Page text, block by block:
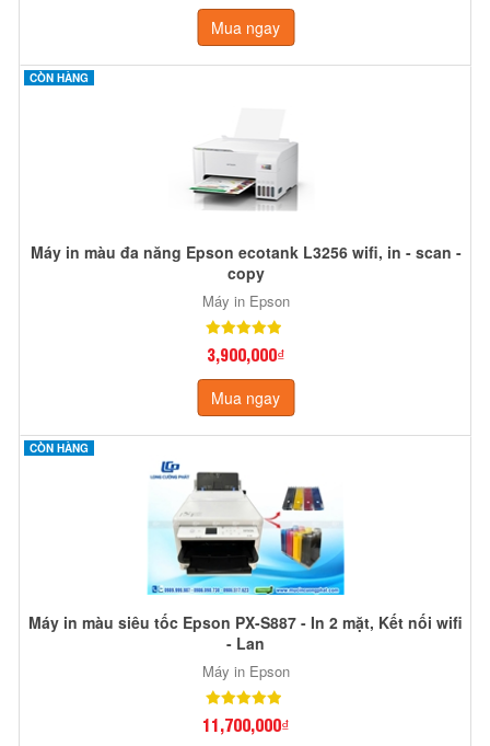
Mua ngay
CÒN HÀNG
Máy in màu đa năng Epson ecotank L3256 wifi, in - scan -
copy
Máy in Epson
3,900,000₫
Mua ngay
CÒN HÀNG
Máy in màu siêu tốc Epson PX-S887 - In 2 mặt, Kết nối wifi
- Lan
Máy in Epson
11,700,000₫